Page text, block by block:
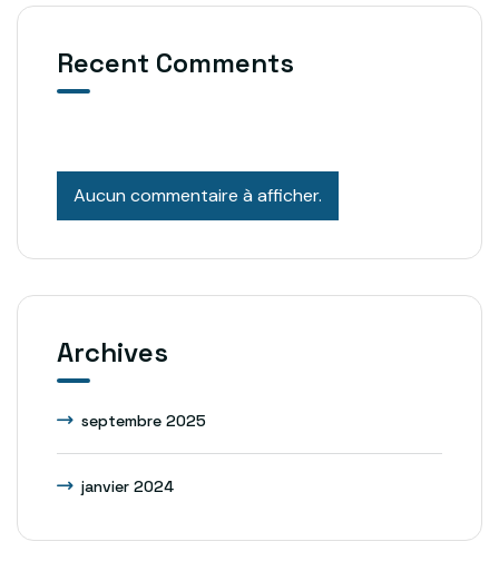
Recent Comments
Aucun commentaire à afficher.
Archives
septembre 2025
janvier 2024